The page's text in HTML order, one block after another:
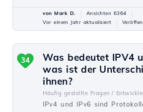
von Mark D.
Ansichten 6364
Vor einem Jahr aktualisiert
Was bedeutet IPV4
was ist der
ihnen?
Häufig gestellte Fragen /
IPv4 und IPv6 sind
34